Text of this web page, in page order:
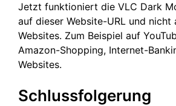
Jetzt funktioniert die VLC Dark
auf dieser Website-URL und nicht
Websites. Zum Beispiel auf
Amazon-Shopping, Internet-
Websites.
Schlussfolgerung